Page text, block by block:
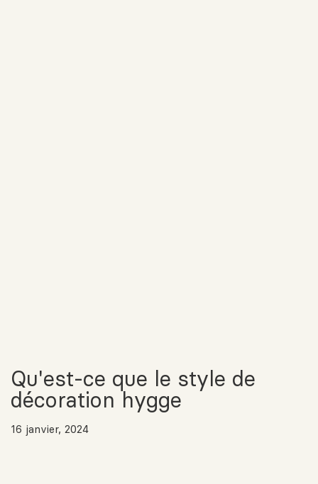
Qu'est-ce que le style de
décoration hygge
16 janvier, 2024